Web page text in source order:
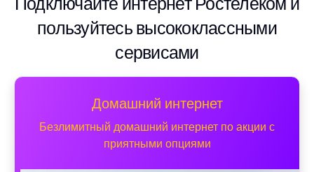
пользуйтесь высококлассными
сервисами
Домашний интернет
Безлимитный домашний интернет по акции с
приятными опциями